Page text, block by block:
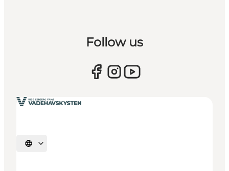
Follow us
Vælg sprog